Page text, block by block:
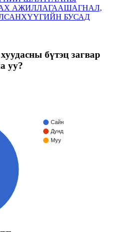
АЖИЛЛАГААШАГНАЛ,
САНХҮҮГИЙН БУСАД
бүтэц загвар
уу?
Сайн
Дунд
Муу